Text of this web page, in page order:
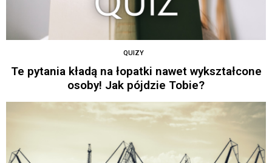
QUIZY
Te pytania kładą na łopatki nawet wykształcone
osoby! Jak pójdzie Tobie?